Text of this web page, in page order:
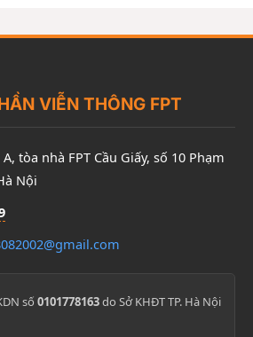
VIỄN THÔNG FPT
tòa nhà FPT Cầu Giấy, số 10 Phạm
Nội
số 0101778163do Sở KHĐT TP. Hà Nội